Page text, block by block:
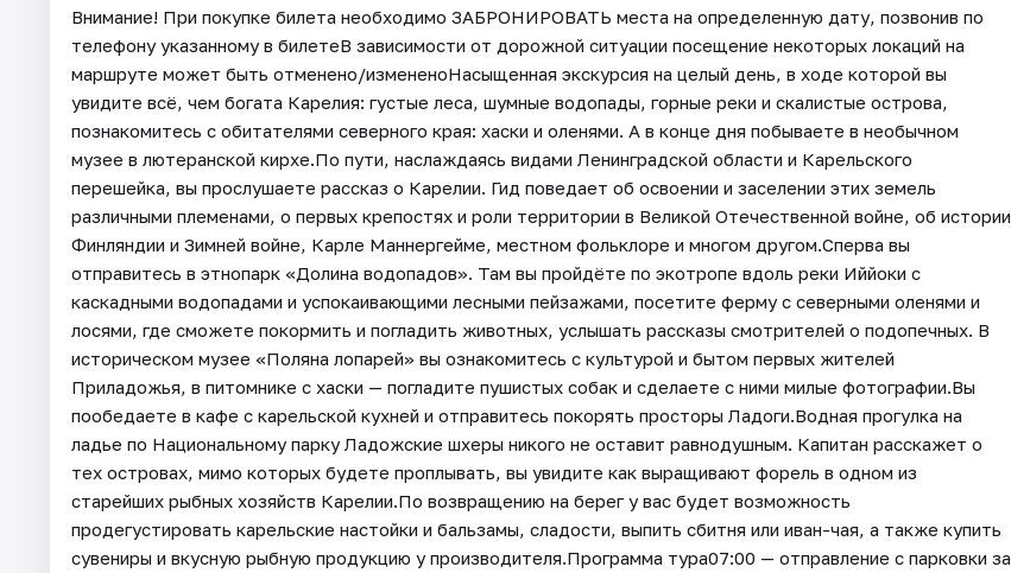
Внимание! При покупке билета необходимо ЗАБРОНИРОВАТЬ места на определенную дату, позвонив по
телефону указанному в билетеВ зависимости от дорожной ситуации посещение некоторых локаций на
маршруте может быть отменено/измененоНасыщенная экскурсия на целый день, в ходе которой вы
увидите всё, чем богата Карелия: густые леса, шумные водопады, горные реки и скалистые острова,
познакомитесь с обитателями северного края: хаски и оленями. А в конце дня побываете в необычном
музее в лютеранской кирхе.По пути, наслаждаясь видами Ленинградской области и Карельского
перешейка, вы прослушаете рассказ о Карелии. Гид поведает об освоении и заселении этих земель
различными племенами, о первых крепостях и роли территории в Великой Отечественной войне, об истории
Финляндии и Зимней войне, Карле Маннергейме, местном фольклоре и многом другом.Сперва вы
отправитесь в этнопарк «Долина водопадов». Там вы пройдёте по экотропе вдоль реки Иййоки с
каскадными водопадами и успокаивающими лесными пейзажами, посетите ферму с северными оленями и
лосями, где сможете покормить и погладить животных, услышать рассказы смотрителей о подопечных. В
историческом музее «Поляна лопарей» вы ознакомитесь с культурой и бытом первых жителей
Приладожья, в питомнике с хаски — погладите пушистых собак и сделаете с ними милые фотографии.Вы
пообедаете в кафе с карельской кухней и отправитесь покорять просторы Ладоги.Водная прогулка на
ладье по Национальному парку Ладожские шхеры никого не оставит равнодушным. Капитан расскажет о
тех островах, мимо которых будете проплывать, вы увидите как выращивают форель в одном из
старейших рыбных хозяйств Карелии.По возвращению на берег у вас будет возможность
продегустировать карельские настойки и бальзамы, сладости, выпить сбитня или иван-чая, а также купить
сувениры и вкусную рыбную продукцию у производителя.Программа тура07:00 — отправление с парковки за